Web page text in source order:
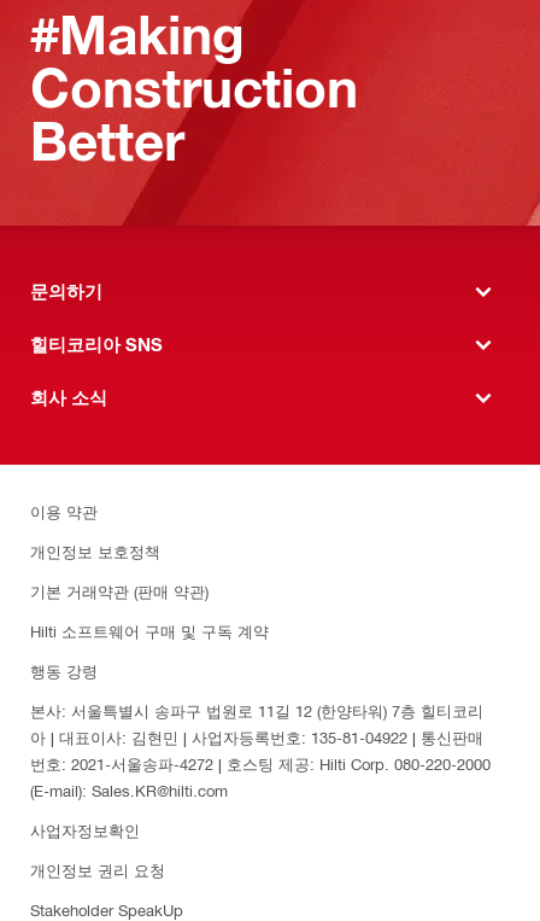
#Making
Construction
Better
문의하기
힐티코리아 SNS
회사 소식
이용 약관
개인정보 보호정책
기본 거래약관 (판매 약관)
Hilti 소프트웨어 구매 및 구독 계약
행동 강령
본사: 서울특별시 송파구 법원로 11길 12 (한양타워) 7층 힐티코리
아 | 대표이사: 김현민 | 사업자등록번호: 135-81-04922 | 통신판매
번호: 2021-서울송파-4272 | 호스팅 제공: Hilti Corp. 080-220-2000
(E-mail): Sales.KR@hilti.com
사업자정보확인
개인정보 권리 요청
Stakeholder SpeakUp